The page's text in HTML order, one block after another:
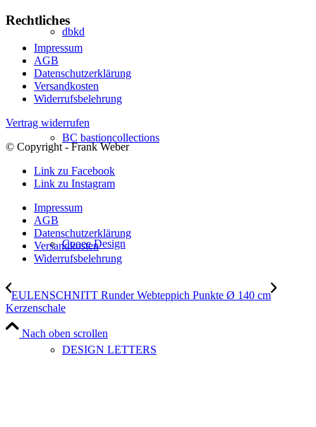
dbkd
BC bastioncollections
Cooee Design
DESIGN LETTERS
Rechtliches
Impressum
AGB
Datenschutzerklärung
Versandkosten
Widerrufsbelehrung
Vertrag widerrufen
© Copyright - Frank Weber
Link zu Facebook
Link zu Instagram
Impressum
AGB
Datenschutzerklärung
Versandkosten
Widerrufsbelehrung
EULENSCHNITT Runder Webteppich Punkte Ø 140 cm
Kerzenschale
Nach oben scrollen